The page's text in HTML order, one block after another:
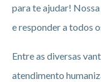
para te ajudar!
e responder a todos
Entre as diversas
atendimento